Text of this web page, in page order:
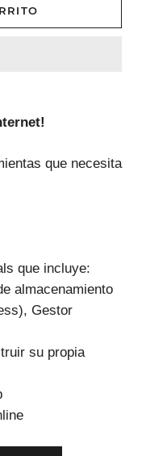
que necesita
que incluye:
almacenamiento
Gestor
su propia